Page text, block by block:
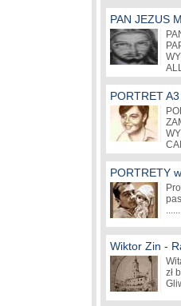
PAN JEZUS
PORTRET
PORTRETY
Wiktor Zin -
zł